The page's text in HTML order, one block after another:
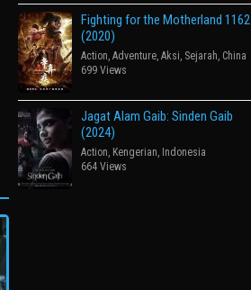
Fighting for the Motherland 1162
(2020)
Action, Adventure, Aksi, Sejarah, China
699 Views
Jagat Alam Gaib: Sinden Gaib
(2024)
Action, Kengerian, Indonesia
664 Views